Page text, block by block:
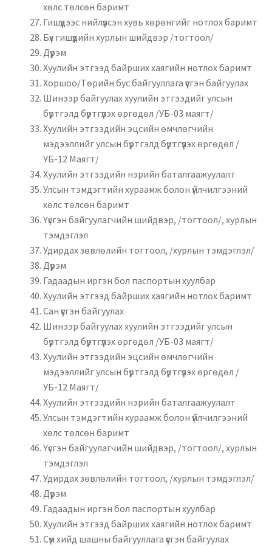
хөлс төлсөн баримт
Гишүүдээс нийлүүлсэн хувь хөрөнгийг нотлох баримт
Бүх гишүүдийн хурлын шийдвэр /тогтоол/
Дүрэм
Хуулийн этгээд байрших хаягийн нотлох баримт
Хоршоо/Төрийн бус байгууллага үүсгэн байгуулах
Шинээр байгуулах хуулийн этгээдийг улсын
бүртгэлд бүртгүүлэх өргөдөл /УБ-03 маягт/
Хуулийн этгээдийн эцсийн өмчлөгчийн
мэдээллийг улсын бүртгэлд бүртгүүлэх өргөдөл /
УБ-12 Маягт/
Хуулийн этгээдийн нэрийн баталгаажуулалт
Улсын тэмдэгтийн хураамж болон үйлчилгээний
хөлс төлсөн баримт
Үүсгэн байгуулагчийн шийдвэр, /тогтоол/, хурлын
тэмдэглэл
Удирдах зөвлөлийн тогтоол, /хурлын тэмдэглэл/
Дүрэм
Гадаадын иргэн бол паспортын хуулбар
Хуулийн этгээд байрших хаягийн нотлох баримт
Сан үүсгэн байгуулах
Шинээр байгуулах хуулийн этгээдийг улсын
бүртгэлд бүртгүүлэх өргөдөл /УБ-03 маягт/
Хуулийн этгээдийн эцсийн өмчлөгчийн
мэдээллийг улсын бүртгэлд бүртгүүлэх өргөдөл /
УБ-12 Маягт/
Хуулийн этгээдийн нэрийн баталгаажуулалт
Улсын тэмдэгтийн хураамж болон үйлчилгээний
хөлс төлсөн баримт
Үүсгэн байгуулагчийн шийдвэр, /тогтоол/, хурлын
тэмдэглэл
Удирдах зөвлөлийн тогтоол, /хурлын тэмдэглэл/
Дүрэм
Гадаадын иргэн бол паспортын хуулбар
Хуулийн этгээд байрших хаягийн нотлох баримт
Сүм хийд шашны байгууллага үүсгэн байгуулах